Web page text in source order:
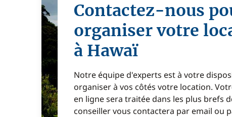
Contactez-nous
organiser votre
à Hawaï
Notre équipe d'experts est à votre
organiser à vos côtés votre location.
en ligne sera traitée dans les plus brefs
conseiller vous contactera par email ou